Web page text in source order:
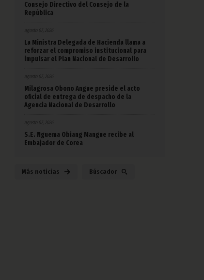
Consejo Directivo del Consejo de la
República
agosto 07, 2026
La Ministra Delegada de Hacienda llama a
reforzar el compromiso institucional para
impulsar el Plan Nacional de Desarrollo
agosto 07, 2026
Milagrosa Obono Angue preside el acto
oficial de entrega de despacho de la
Agencia Nacional de Desarrollo
agosto 07, 2026
S.E. Nguema Obiang Mangue recibe al
Embajador de Corea
Más noticias Búscador